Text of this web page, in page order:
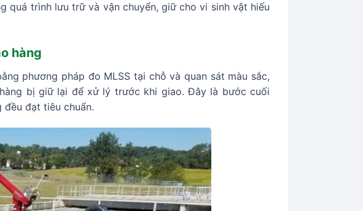
trình lưu trữ và vận chuyển, giữ cho vi sinh vật hiếu
hàng
phương pháp đo MLSS tại chỗ và quan sát màu sắc,
bị giữ lại để xử lý trước khi giao. Đây là bước cuối
đều đạt tiêu chuẩn.